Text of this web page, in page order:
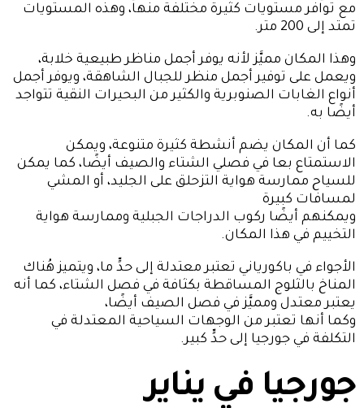
مع توافر مستويات كثيرة مختلفة منها، وهذه المستويات
تمتد إلى 200 متر.
وهذا المكان مميَّز لأنه يوفر أجمل مناظر طبيعية خلابة،
ويعمل على توفير أجمل منظر للجبال الشاهقة، ويوفر أجمل
أنواع الغابات الصنوبرية والكثير من البحيرات النقية تتواجد
أيضًا به.
كما أن المكان يضم أنشطة كثيرة متنوعة، ويمكن
الاستمتاع بعا في فصلي الشتاء والصيف أيضًا، كما يمكن
للسياح ممارسة هواية التزحلق على الجليد، أو المشي
لمسافات كبيرة
ويمكنهم أيضًا ركوب الدراجات الجبلية وممارسة هواية
التخييم في هذا المكان.
الأجواء في باكورياني تعتبر معتدلة إلى حدٍّ ما، ويتميز هُناك
المناخ بالثلوج المساقطة بكثافة في فصل الشتاء، كما أنه
يعتبر معتدل ومميَّز في فصل الصيف أيضًا،
وكما أنها تعتبر من الوجهات السياحية المعتدلة في
التكلفة في جورجيا إلى حدٍّ كبير.
جورجيا في يناير